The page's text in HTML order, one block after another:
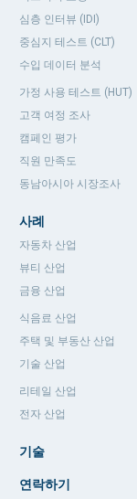
심층 인터뷰 (IDI)
중심지 테스트 (CLT)
수입 데이터 분석
가정 사용 테스트 (HUT)
고객 여정 조사
캠페인 평가
직원 만족도
동남아시아 시장조사
사례
자동차 산업
뷰티 산업
금융 산업
식음료 산업
주택 및 부동산 산업
기술 산업
리테일 산업
전자 산업
기술
연락하기